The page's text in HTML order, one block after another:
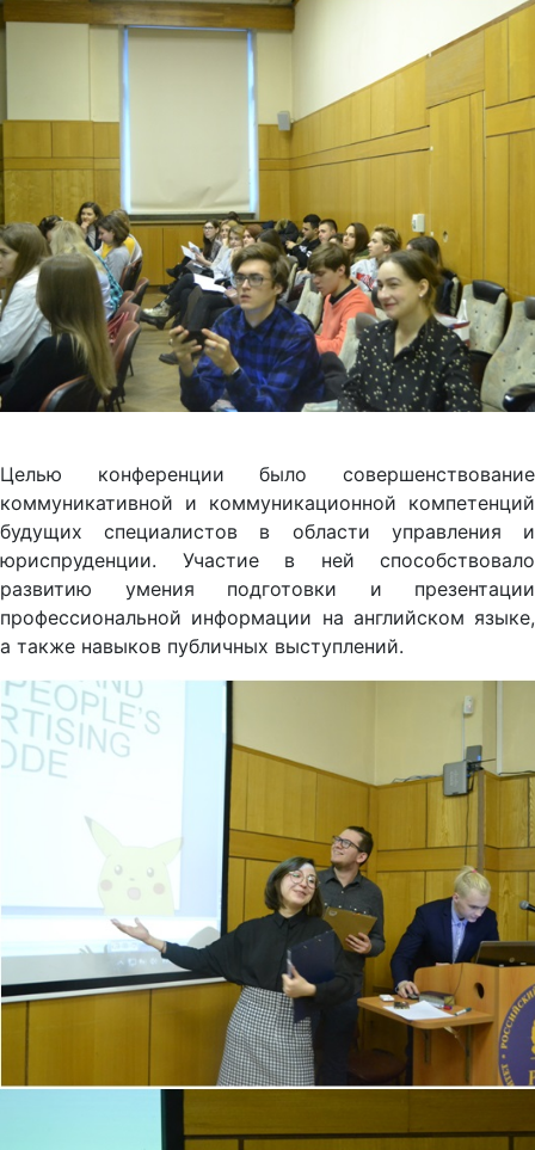
Целью конференции было совершенствование
коммуникативной и коммуникационной компетенций
будущих специалистов в области управления и
юриспруденции. Участие в ней способствовало
развитию умения подготовки и презентации
профессиональной информации на английском языке,
а также навыков публичных выступлений.